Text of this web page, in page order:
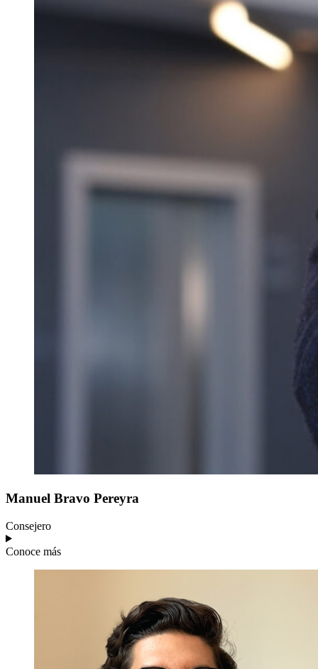
Manuel Bravo Pereyra
Consejero
Conoce más